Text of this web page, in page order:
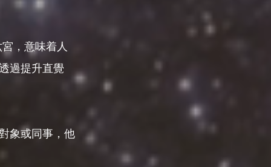
，意味着人
過提升直覺
象或同事，他